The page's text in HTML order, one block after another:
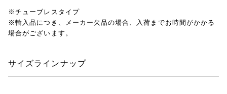
※チューブレスタイプ
※輸入品につき、メーカー欠品の場合、入荷までお時間がかかる
場合がございます。
サイズラインナップ